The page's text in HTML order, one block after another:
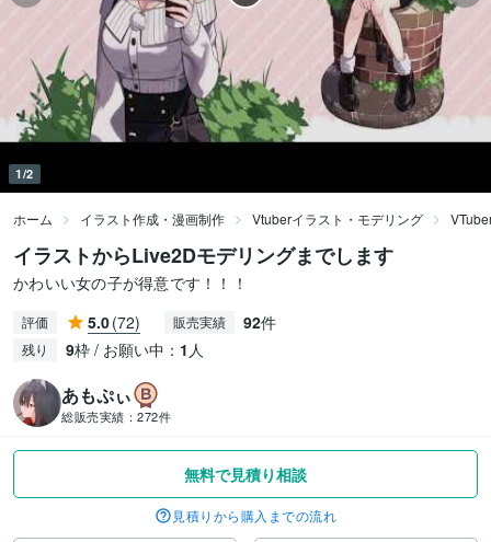
1/2
ホーム イラスト作成・漫画制作 Vtuberイラスト・モデリング
イラストからLive2Dモデリングまでします
かわいい女の子が得意です！！！
評価 5.0(72) 販売実績 92件
残り 9枠 / お願い中： 1 人
あもぷぃ
総販売実績： 272件
無料で見積り相談
見積りから購入までの流れ